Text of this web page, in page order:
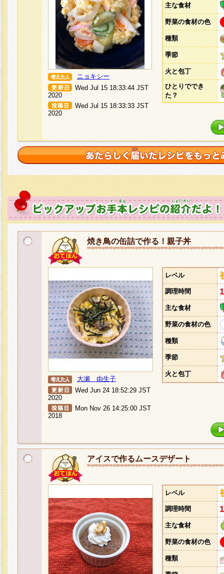
ニョキシー
Wed Jul 15 18:33:44 JST
2020
Wed Jul 15 18:33:33 JST
2020
主な食材
野菜の食材の色
種類
季節
火と包丁
ひとりででき
た？
焼き鳥の缶詰で作る！親子丼
大瀬 由生子
Wed Jun 24 18:52:29 JST
2020
Mon Nov 26 14:25:00 JST
2018
レベル
調理時間
主な食材
野菜の食材の色
種類
季節
火と包丁
アイスで作るムースデザート
レベル
調理時間
主な食材
野菜の食材の色
種類